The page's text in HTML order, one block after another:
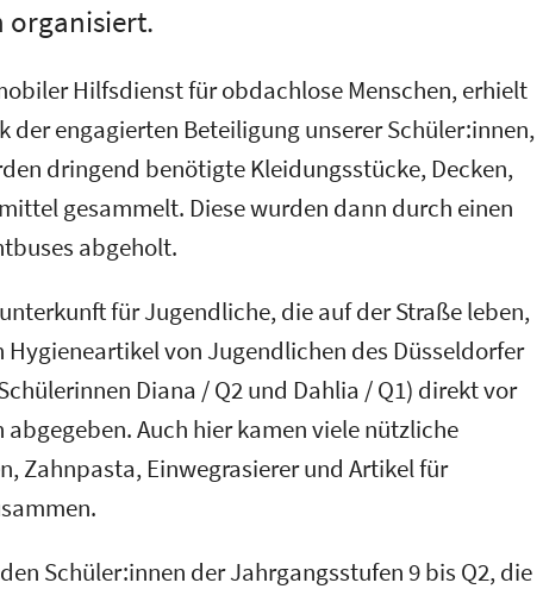
organisiert.
Hilfsdienst für obdachlose Menschen, erhielt
der engagierten Beteiligung unserer Schüler:innen,
dringend benötigte Kleidungsstücke, Decken,
gesammelt. Diese wurden dann durch einen
abgeholt.
für Jugendliche, die auf der Straße leben,
von Jugendlichen des Düsseldorfer
Diana / Q2 und Dahlia / Q1) direkt vor
Auch hier kamen viele nützliche
Zahnpasta, Einwegrasierer und Artikel für
Schüler:innen der Jahrgangsstufen 9 bis Q2, die